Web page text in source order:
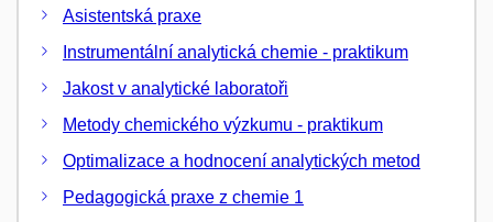
Asistentská praxe
Instrumentální analytická chemie - praktikum
Jakost v analytické laboratoři
Metody chemického výzkumu - praktikum
Optimalizace a hodnocení analytických metod
Pedagogická praxe z chemie 1